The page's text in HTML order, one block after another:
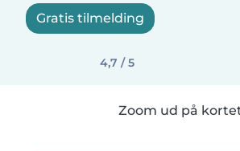
Gratis tilmelding
4,7 / 5
Zoom ud på